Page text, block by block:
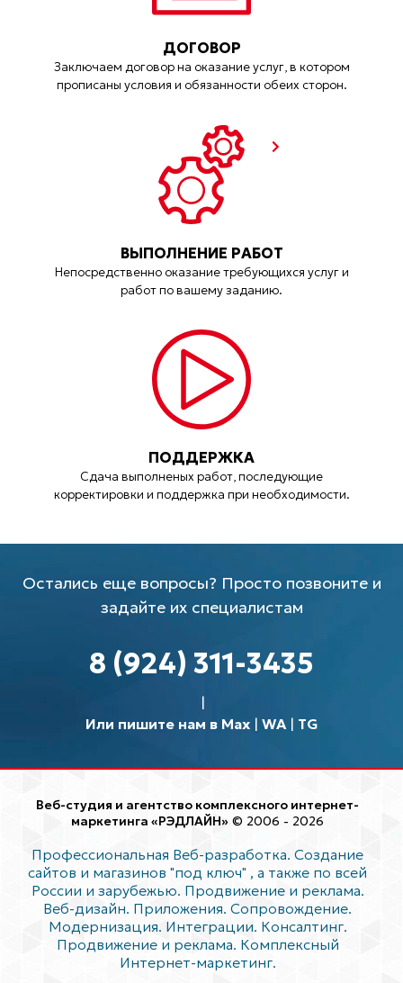
ДОГОВОР
Заключаем договор на оказание услуг, в котором
прописаны условия и обязанности обеих сторон.
ВЫПОЛНЕНИЕ РАБОТ
Непосредственно оказание требующихся услуг и
работ по вашему заданию.
ПОДДЕРЖКА
Сдача выполненых работ, последующие
корректировки и поддержка при необходимости.
Остались еще вопросы? Просто позвоните и
задайте их специалистам
8 (924) 311-3435
Или пишите нам в Max| WA| TG
Веб-студия и агентство комплексного интернет-
маркетинга «РЭДЛАЙН» © 2006 - 2026
Профессиональная Веб-разработка. Создание
сайтов и магазинов "под ключ" , а также по всей
России и зарубежью. Продвижение и реклама.
Веб-дизайн. Приложения. Сопровождение.
Модернизация. Интеграции. Консалтинг.
Продвижение и реклама. Комплексный
Интернет-маркетинг.